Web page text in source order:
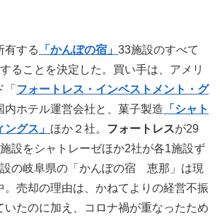
有する 「かんぽの宿」 33施設のすべて
ることを決定した。買い手は、アメリ
フォートレス・インベストメント・グ
内ホテル運営会社と、菓子製造 「シャト
グス」 ほか２社。 フォートレスが29
設をシャトレーゼほか2社が各1施設ず
の岐阜県の「かんぽの宿 恵那」は現
。売却の理由は、かねてよりの経営不振
いたのに加え、コロナ禍が重なったため